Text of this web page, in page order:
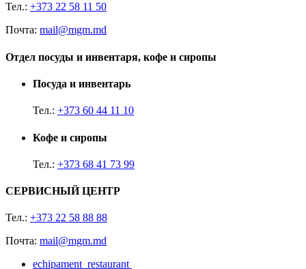
Тел.: +373 22 58 11 50
Почта: mail@mgm.md
Отдел посуды и инвентаря, кофе и сиропы
Посуда и инвентарь
Тел.: +373 60 44 11 10
Кофе и сиропы
Тел.: +373 68 41 73 99
СЕРВИСНЫЙ ЦЕНТР
Тел.: +373 22 58 88 88
Почта: mail@mgm.md
echipament_restaurant